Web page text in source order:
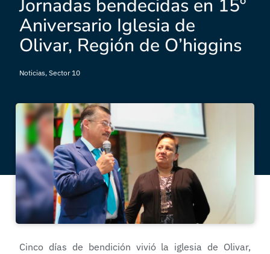
Jornadas bendecidas en 15º
Aniversario Iglesia de
Olivar, Región de O’higgins
Noticias, Sector 10
Cinco días de bendición vivió la iglesia de Olivar,